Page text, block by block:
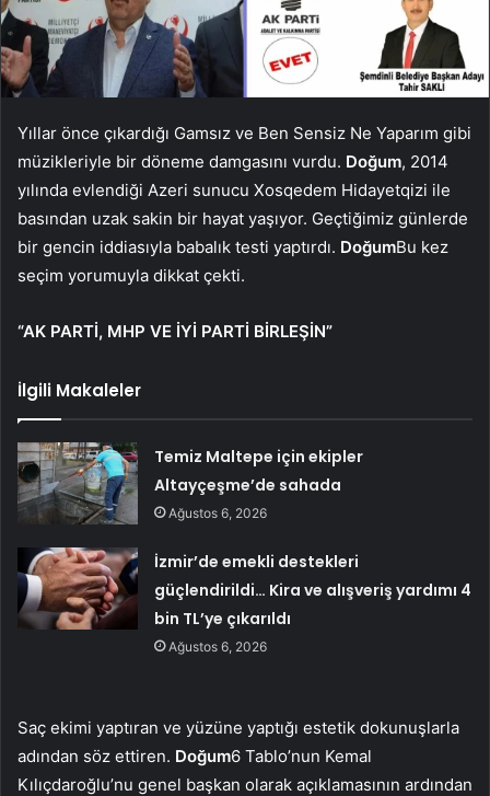
Yıllar önce çıkardığı Gamsız ve Ben Sensiz Ne Yaparım gibi
müzikleriyle bir döneme damgasını vurdu. Doğum, 2014
yılında evlendiği Azeri sunucu Xosqedem Hidayetqizi ile
basından uzak sakin bir hayat yaşıyor. Geçtiğimiz günlerde
bir gencin iddiasıyla babalık testi yaptırdı. DoğumBu kez
seçim yorumuyla dikkat çekti.
“AK PARTİ, MHP VE İYİ PARTİ BİRLEŞİN”
İlgili Makaleler
Temiz Maltepe için ekipler
Altayçeşme’de sahada
Ağustos 6, 2026
İzmir’de emekli destekleri
güçlendirildi… Kira ve alışveriş yardımı 4
bin TL’ye çıkarıldı
Ağustos 6, 2026
Saç ekimi yaptıran ve yüzüne yaptığı estetik dokunuşlarla
adından söz ettiren. Doğum6 Tablo’nun Kemal
Kılıçdaroğlu’nu genel başkan olarak açıklamasının ardından